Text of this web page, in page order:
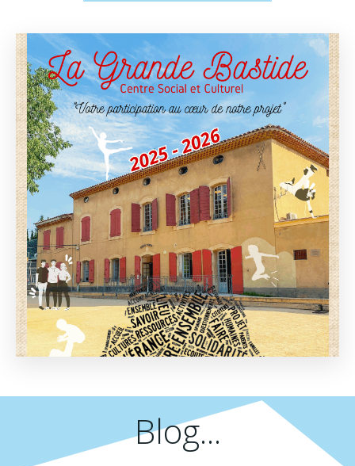
Blog...